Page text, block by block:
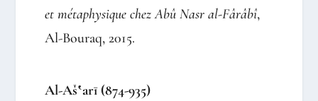
et métaphysique chez Abû Nasr al-Fârâbî,
Al-Bouraq, 2015.
Al-Aš‛arī (874-935)